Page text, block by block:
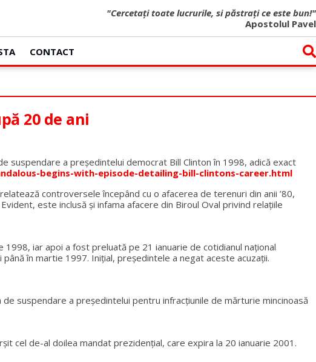
"Cercetați toate lucrurile, si păstrați ce este bun!"
Apostolul Pavel
CONTACT
20 de ani
suspendare a președintelui democrat Bill Clinton în 1998, adică exact
begins-with-episode-detailing-bill-clintons-career.html
controversele începând cu o afacerea de terenuri din anii ’80,
este inclusă şi infama afacere din Biroul Oval privind relațiile
1998, iar apoi a fost preluată pe 21 ianuarie de cotidianul naţional
în martie 1997. Iniţial, preşedintele a negat aceste acuzaţii.
suspendare a preşedintelui pentru infracţiunile de mărturie mincinoasă
cel de-al doilea mandat prezidențial, care expira la 20 ianuarie 2001.